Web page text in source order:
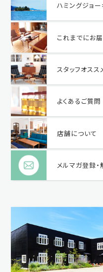
ハミングジョー
これまでにお
スタッフオスス
よくあるご質問
店舗について
メルマガ登録・